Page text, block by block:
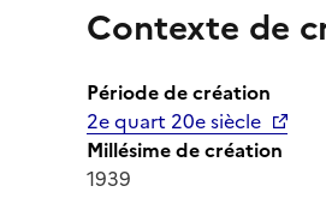
Contexte de
Période de création
2e quart 20e siècle
Millésime de création
1939